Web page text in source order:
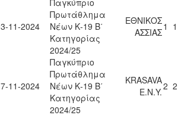
11-2024
Πρωτάθλημα
Νέων Κ-19 Β΄
Κατηγορίας
2024/25
ΕΘΝΙΚΟΣ
ΑΣΣΙΑΣ1 1
11-2024
Παγκύπριο
Πρωτάθλημα
Νέων Κ-19 Β΄
Κατηγορίας
2024/25
KRASAVA
Ε.Ν.Y.2 2